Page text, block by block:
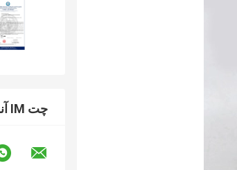
چت IM آنلاین در حال حاضر